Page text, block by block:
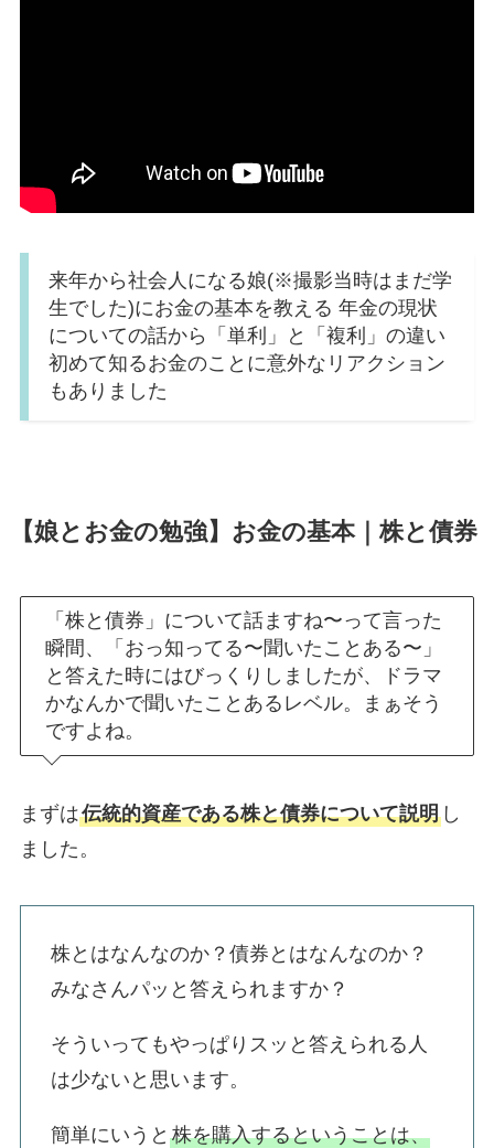
来年から社会人になる娘(※撮影当時はまだ学
生でした)にお金の基本を教える 年金の現状
についての話から「単利」と「複利」の違い
初めて知るお金のことに意外なリアクション
もありました
【娘とお金の勉強】お金の基本｜株と債券
「株と債券」について話ますね〜って言った
瞬間、「おっ知ってる〜聞いたことある〜」
と答えた時にはびっくりしましたが、ドラマ
かなんかで聞いたことあるレベル。まぁそう
ですよね。
まずは伝統的資産である株と債券について説明し
ました。
株とはなんなのか？債券とはなんなのか？
みなさんパッと答えられますか？
そういってもやっぱりスッと答えられる人
は少ないと思います。
簡単にいうと 株を購入するということは、